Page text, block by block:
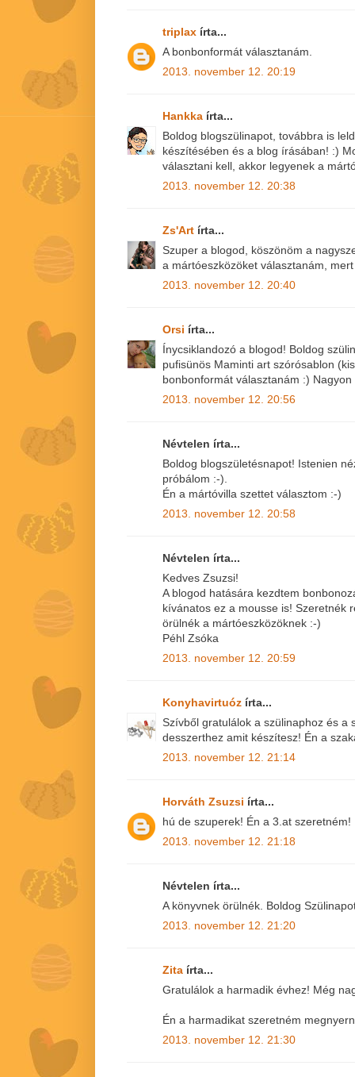
triplax írta...
A bonbonformát választanám.
2013. november 12. 20:19
Hankka írta...
Boldog blogszülinapot, továbbra is
készítésében és a blog írásában! :)
választani kell, akkor legyenek a
2013. november 12. 20:38
Zs'Art írta...
Szuper a blogod, köszönöm a
a mártóeszközöket választanám,
2013. november 12. 20:40
Orsi írta...
Ínycsiklandozó a blogod! Boldog
pufisünös Maminti art szórósablon
bonbonformát választanám :) Nagyon
2013. november 12. 20:56
Névtelen írta...
Boldog blogszületésnapot! Istenien
próbálom :-).
Én a mártóvilla szettet választom :-)
2013. november 12. 20:58
Névtelen írta...
Kedves Zsuzsi!
A blogod hatására kezdtem
kívánatos ez a mousse is! Szeretnék
örülnék a mártóeszközöknek :-)
Péhl Zsóka
2013. november 12. 20:59
Konyhavirtuóz írta...
Szívből gratulálok a szülinaphoz és a
desszerthez amit készítesz! Én a
2013. november 12. 21:14
Horváth Zsuzsi írta...
hú de szuperek! Én a 3.at szeretném!
2013. november 12. 21:18
Névtelen írta...
A könyvnek örülnék. Boldog
2013. november 12. 21:20
Zita írta...
Gratulálok a harmadik évhez! Még
Én a harmadikat szeretném
2013. november 12. 21:30